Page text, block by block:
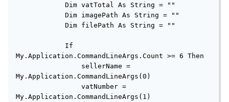
            Dim vatTotal As String = ""
            Dim imagePath As String = ""
            Dim filePath As String = ""
            If
My.Application.CommandLineArgs.Count >= 6 Then
                sellerName =
My.Application.CommandLineArgs(0)
                vatNumber =
My.Application.CommandLineArgs(1)